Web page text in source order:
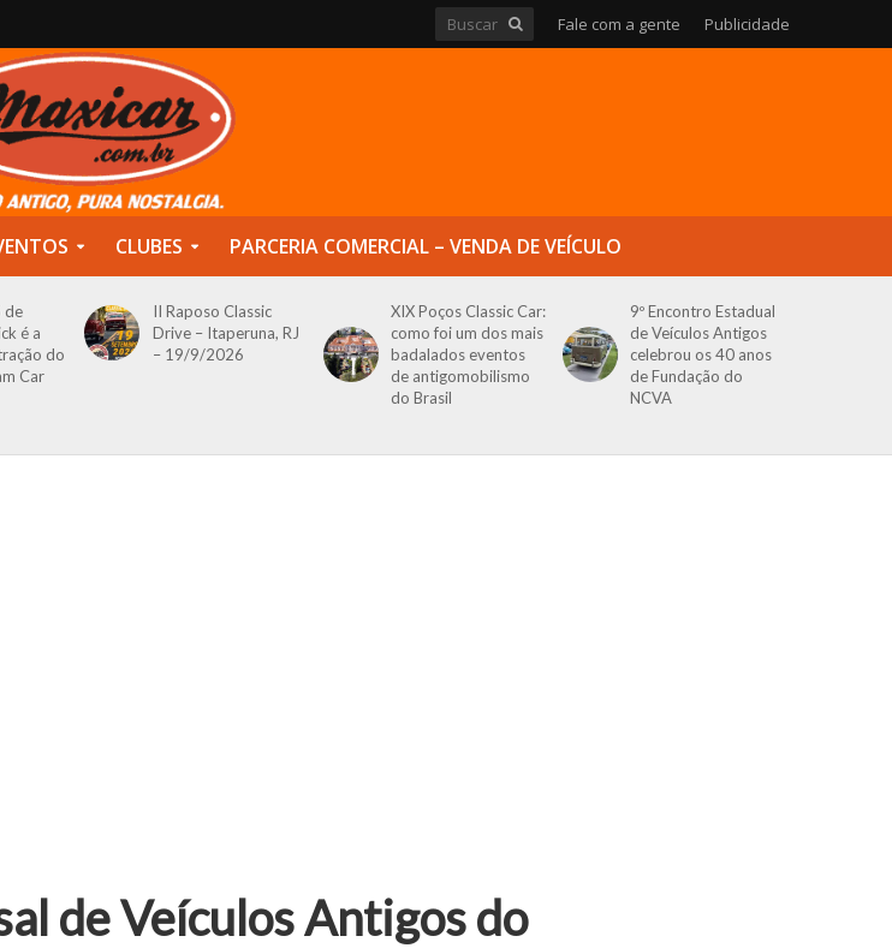
Fale com a gente Publicidade
CLUBES PARCERIA COMERCIAL – VENDA DE VEÍCULO
de
é a
do
Car
II Raposo Classic
Drive – Itaperuna, RJ
– 19/9/2026
XIX Poços Classic Car:
como foi um dos mais
badalados eventos
de antigomobilismo
do Brasil
9º Encontro Estadual
de Veículos Antigos
celebrou os 40 anos
de Fundação do
NCVA
de Veículos Antigos do